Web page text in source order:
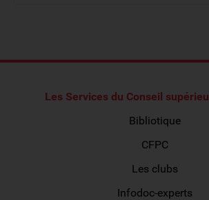
Les Services du Conseil
Bibliotique
CFPC
Les clubs
Infodoc-experts